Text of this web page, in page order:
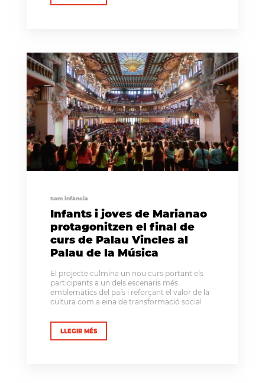
Som infància
Infants i joves de Marianao
protagonitzen el final de
curs de Palau Vincles al
Palau de la Música
El projecte culmina un nou curs portant els
participants a un dels escenaris més
emblemàtics del país i reforçant el valor de la
cultura com a eina de transformació social
LLEGIR MÉS